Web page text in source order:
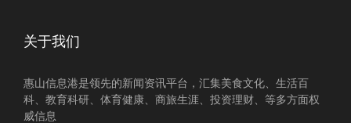
关于我们
惠山信息港是领先的新闻资讯平台，汇集美食文化、生活百
科、教育科研、体育健康、商旅生涯、投资理财、等多方面权
威信息